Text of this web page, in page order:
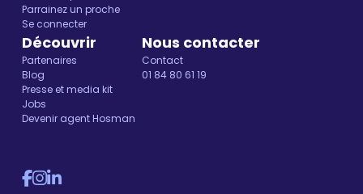
Parrainez un proche
Se connecter
Découvrir
Partenaires
Blog
Presse et media kit
Jobs
Devenir agent Hosman
Nous contacter
Contact
01 84 80 61 19